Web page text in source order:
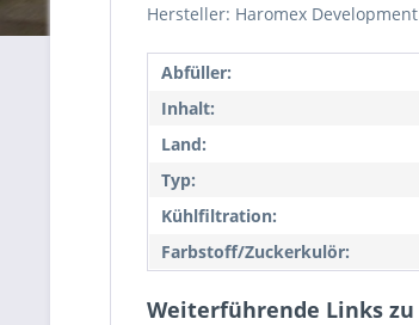
Hersteller: Haromex
Abfüller:
Inhalt:
Land:
Typ:
Kühlfiltration:
Farbstoff/Zuckerkulör:
Weiterführende Links zu